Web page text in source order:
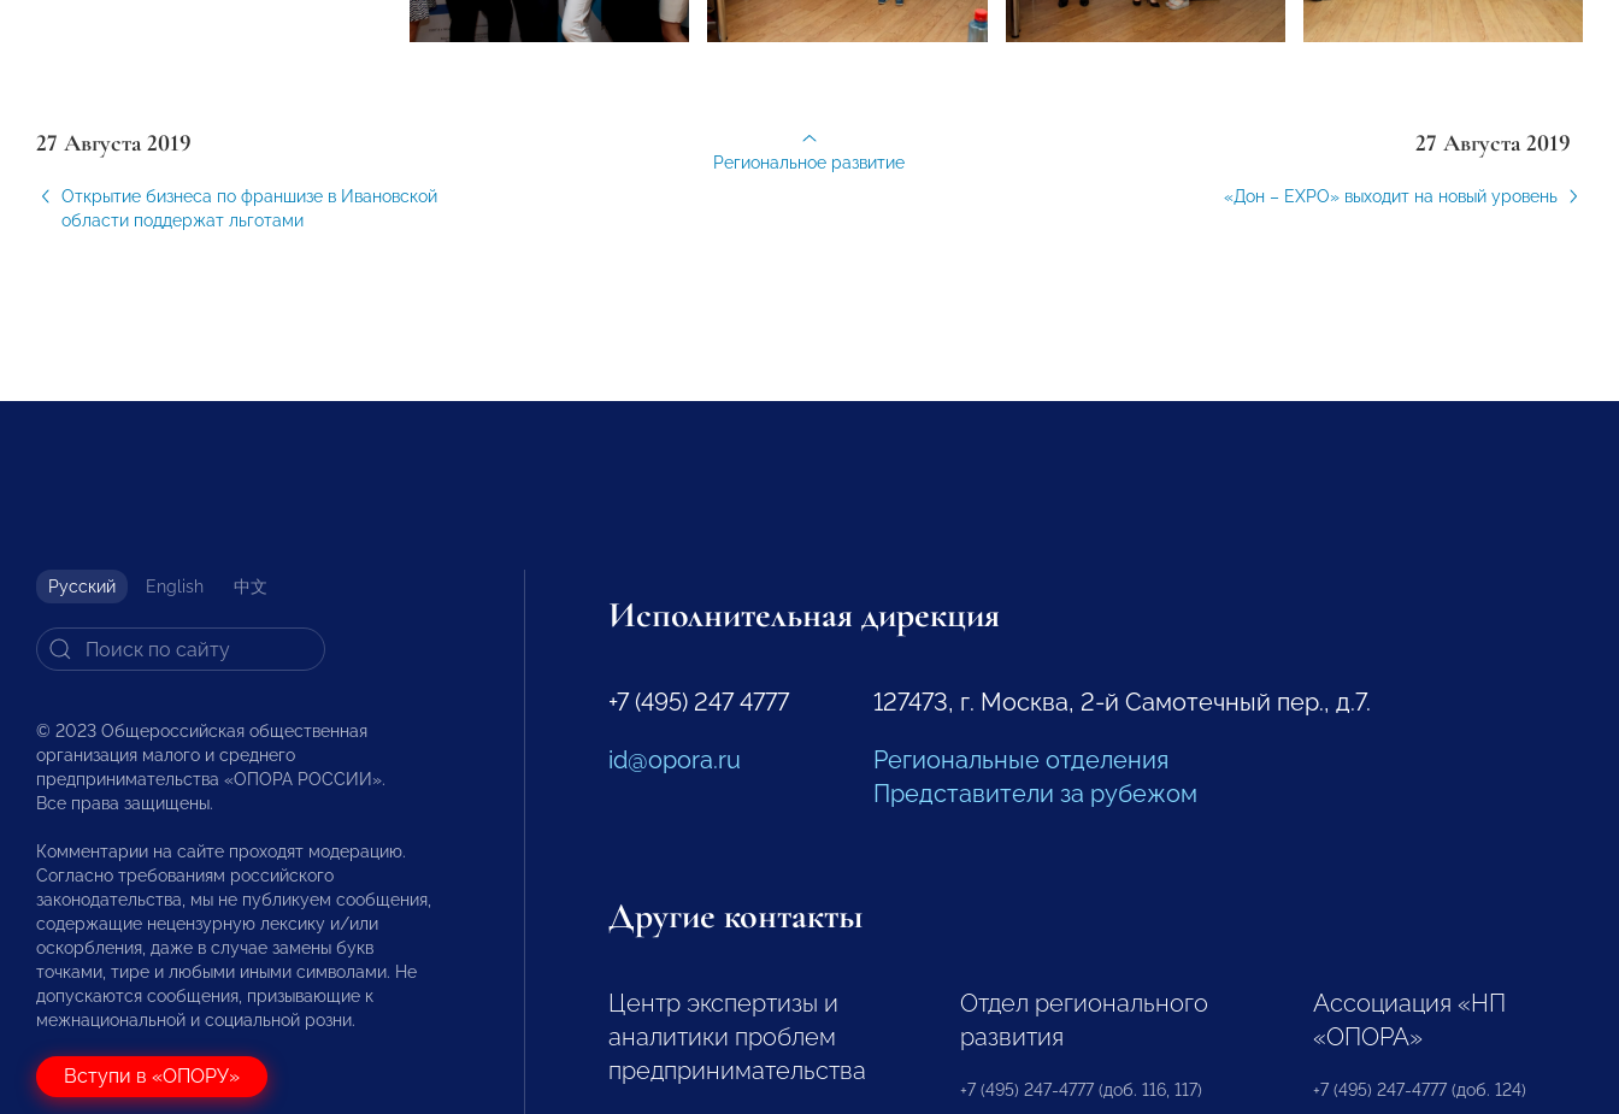
27 Августа 2019
Открытие бизнеса по франшизе в Ивановской
области поддержат льготами
27 Августа 2019
«Дон – EXPO» выходит на новый уровень
Региональное развитие
Русский English 中文
© 2023 Общероссийская общественная
организация малого и среднего
предпринимательства «ОПОРА РОССИИ».
Все права защищены.
Комментарии на сайте проходят модерацию.
Согласно требованиям российского
законодательства, мы не публикуем сообщения,
содержащие нецензурную лексику и/или
оскорбления, даже в случае замены букв
точками, тире и любыми иными символами. Не
допускаются сообщения, призывающие к
межнациональной и социальной розни.
Вступи в «ОПОРУ»
Исполнительная дирекция
+7 (495) 247 4777
id@opora.ru
127473, г. Москва, 2-й Самотечный пер., д.7.
Региональные отделения
Представители за рубежом
Другие контакты
Центр экспертизы и
аналитики проблем
предпринимательства
Отдел регионального
развития
+7 (495) 247-4777 (доб. 116, 117)
Ассоциация «НП
«ОПОРА»
+7 (495) 247-4777 (доб. 124)